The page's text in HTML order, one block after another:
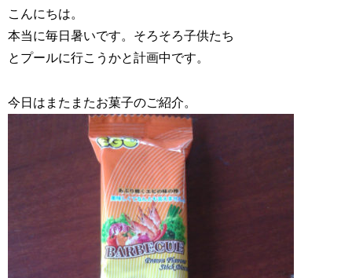
こんにちは。
本当に毎日暑いです。そろそろ子供たち
とプールに行こうかと計画中です。
今日はまたまたお菓子のご紹介。